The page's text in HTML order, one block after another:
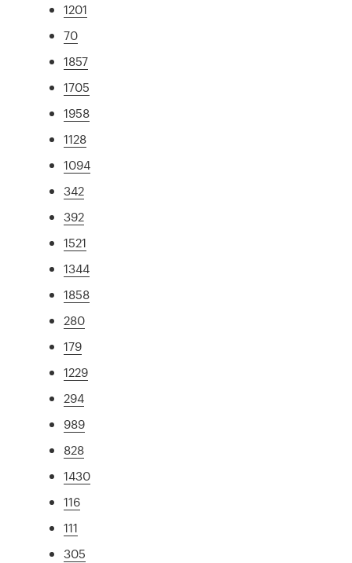
1201
70
1857
1705
1958
1128
1094
342
392
1521
1344
1858
280
179
1229
294
989
828
1430
116
111
305